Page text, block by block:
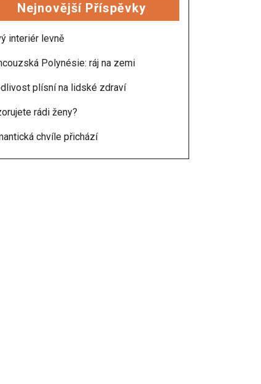
Nejnovější Příspěvky
interiér levně
Polynésie: ráj na zemi
plísní na lidské zdraví
rádi ženy?
chvíle přichází